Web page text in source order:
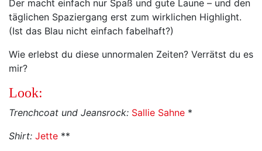
Der macht einfach nur Spaß und gute Laune – und den
täglichen Spaziergang erst zum wirklichen Highlight.
(Ist das Blau nicht einfach fabelhaft?)
Wie erlebst du diese unnormalen Zeiten? Verrätst du es
mir?
Look:
Trenchcoat und Jeansrock: Sallie Sahne *
Shirt: Jette **